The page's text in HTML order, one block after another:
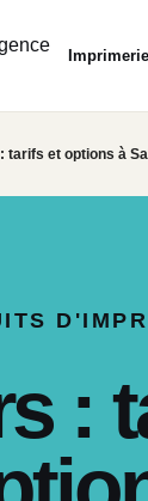
Imprimerie
tarifs et options à
: